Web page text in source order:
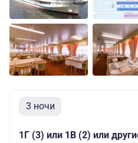
3 ночи
1Г (3) или 1В (2) или